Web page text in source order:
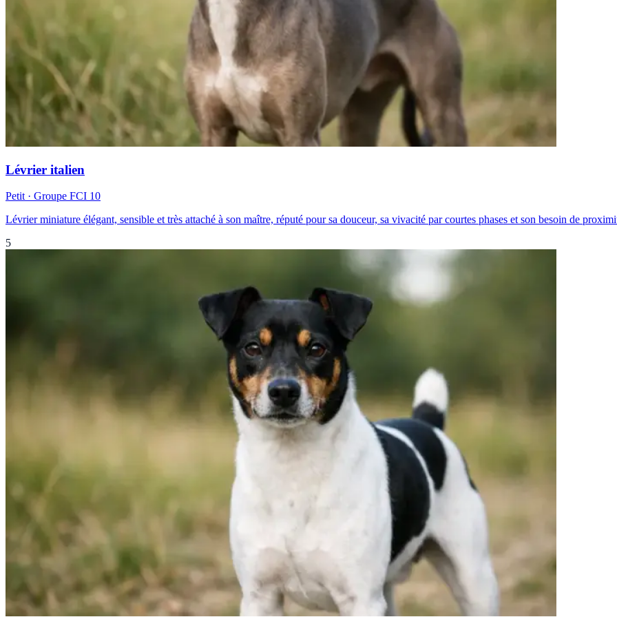
Lévrier italien
Petit· Groupe FCI 10
Lévrier miniature élégant, sensible et très attaché à son maître, réputé pour sa douceur, sa vivacité par courtes phases et son besoin de
5